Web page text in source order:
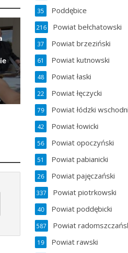
Poddębice
35
Powiat bełchatowski
216
Powiat brzeziński
37
Powiat kutnowski
61
Powiat łaski
48
Powiat łęczycki
22
Powiat łódzki wschodni
79
Powiat łowicki
42
Powiat opoczyński
56
Powiat pabianicki
51
Powiat pajęczański
26
Powiat piotrkowski
337
Powiat poddębicki
40
Powiat
587
Powiat rawski
19